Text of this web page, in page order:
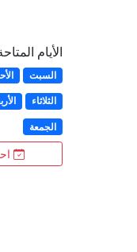
الأيام
السبت
الثلاثاء
الجمعة